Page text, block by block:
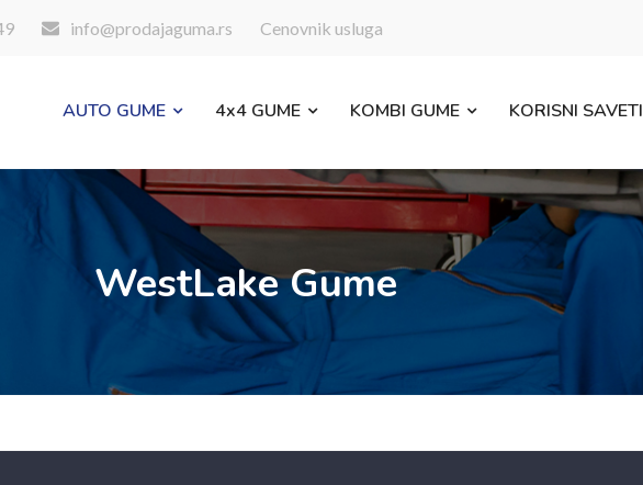
info@prodajaguma.rs Cenovnik usluga
AUTO GUME 4x4 GUME KOMBI GUME KORISNI SAVETI
WestLake Gume